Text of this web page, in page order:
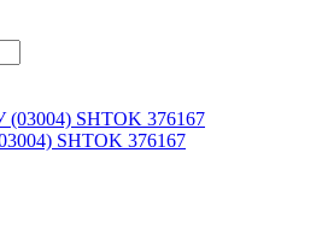
SHTOK 376167